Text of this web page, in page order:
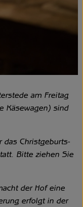
am Freitag
Käsewagen) sind
Christgeburts-
Bitte ziehen Sie
der Hof eine
erfolgt in der